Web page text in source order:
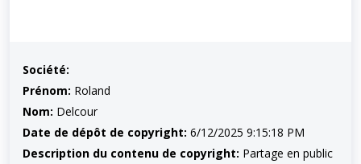
Société:
Prénom: Roland
Nom: Delcour
Date de dépôt de copyright: 6/12/2025 9:15:18 PM
Description du contenu de copyright: Partage en public